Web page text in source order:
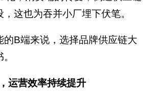
这也为吞并小厂埋下伏笔。
的B端来说，选择品牌供应链大
运营效率持续提升